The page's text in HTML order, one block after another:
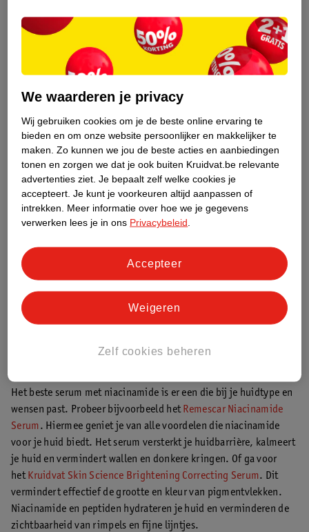
Het gebruik van niacinamide
Niacinamide is eenvoudig te gebruiken. Het wordt vaak als
ingrediënt toegevoegd aan huidverzorgingsproducten. Het is
veilig voor je huid en geschikt voor dagelijkse gebruik. Je kunt
het zowel in de ochtend als in de avond gebruiken.
Niacinamide combineren
Niacinamide wordt ook vaak gebruikt in combinatie met
hyaluronzuur enretinol. Deze ingrediënten zijn goed te
combineren. Gebruik wel altijd eerst niacinamide en daarna pas
retinol. Retinol kan namelijk voor huidirritatie zorgen en
niacinamide helpt je huidbarrière te beschermen.
Niacinamide kan ook in combinatie met vitamine C gebruikt
worden.
Niacinamide in serums
Een serum bevat een hoge concentratie niacinamide. Een serum
Het beste serum met niacinamide is er een die bij je huidtype en
wensen past. Probeer bijvoorbeeld het Remescar Niacinamide
Serum. Hiermee geniet je van alle voordelen die niacinamide
voor je huid biedt. Het serum versterkt je huidbarrière, kalmeert
je huid en vermindert wallen en donkere kringen. Of ga voor
het Kruidvat Skin Science Brightening Correcting Serum. Dit
vermindert effectief de grootte en kleur van pigmentvlekken.
Niacinamide en peptiden hydrateren je huid en verminderen de
zichtbaarheid van rimpels en fijne lijntjes.
We waarderen je privacy
Wij gebruiken cookies om je de beste online ervaring te
bieden en om onze website persoonlijker en makkelijker te
maken. Zo kunnen we jou de beste acties en aanbiedingen
tonen en zorgen we dat je ook buiten Kruidvat.be relevante
advertenties ziet. Je bepaalt zelf welke cookies je
accepteert. Je kunt je voorkeuren altijd aanpassen of
intrekken.
Meer informatie over hoe we je gegevens
verwerken lees je in ons Privacybeleid
Zelf cookies beheren
Weigeren
Accepteer